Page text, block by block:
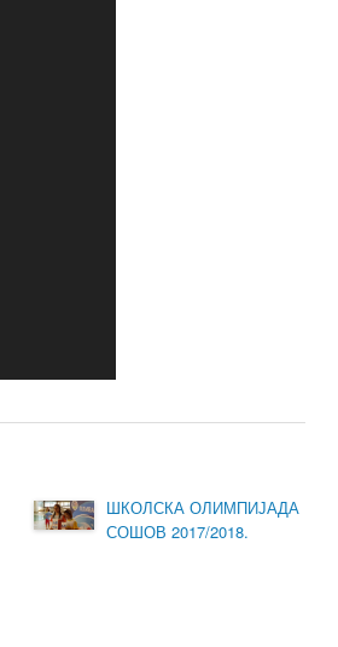
ШКОЛСКА ОЛИМПИЈАДА
СОШОВ 2017/2018.